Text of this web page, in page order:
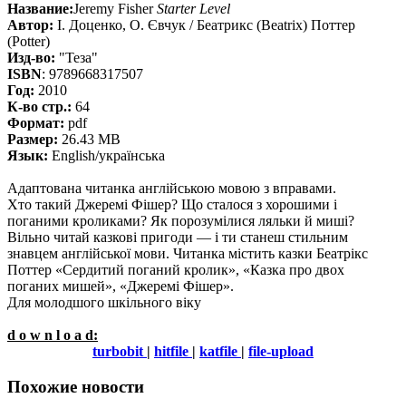
Название:Jeremy FisherStarter Level
Автор: І. Доценко, О. Євчук / Беатрикс (Beatrix) Поттер
(Potter)
Изд-во: "Теза"
ISBN: 9789668317507
Год: 2010
К-во стр.: 64
Формат: pdf
Размер: 26.43 MB
Язык: English/українська
Адаптована читанка англійською мовою з вправами.
Хто такий Джеремі Фішер? Що сталося з хорошими і
поганими кроликами? Як порозумілися ляльки й миші?
Вільно читай казкові пригоди — і ти станеш стильним
знавцем англійської мови. Читанка містить казки Беатрікс
Поттер «Сердитий поганий кролик», «Казка про двох
поганих мишей», «Джеремі Фішер».
Для молодшого шкільного віку
d o w n l o a d:
turbobit | hitfile | katfile | file-upload
Похожие новости